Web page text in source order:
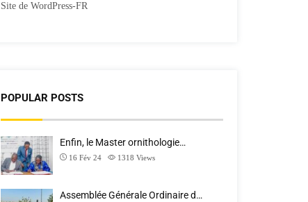
Site de WordPress-FR
POPULAR POSTS
Enfin, le Master ornithologie…
16 Fév 24 1318 Views
Assemblée Générale Ordinaire d…